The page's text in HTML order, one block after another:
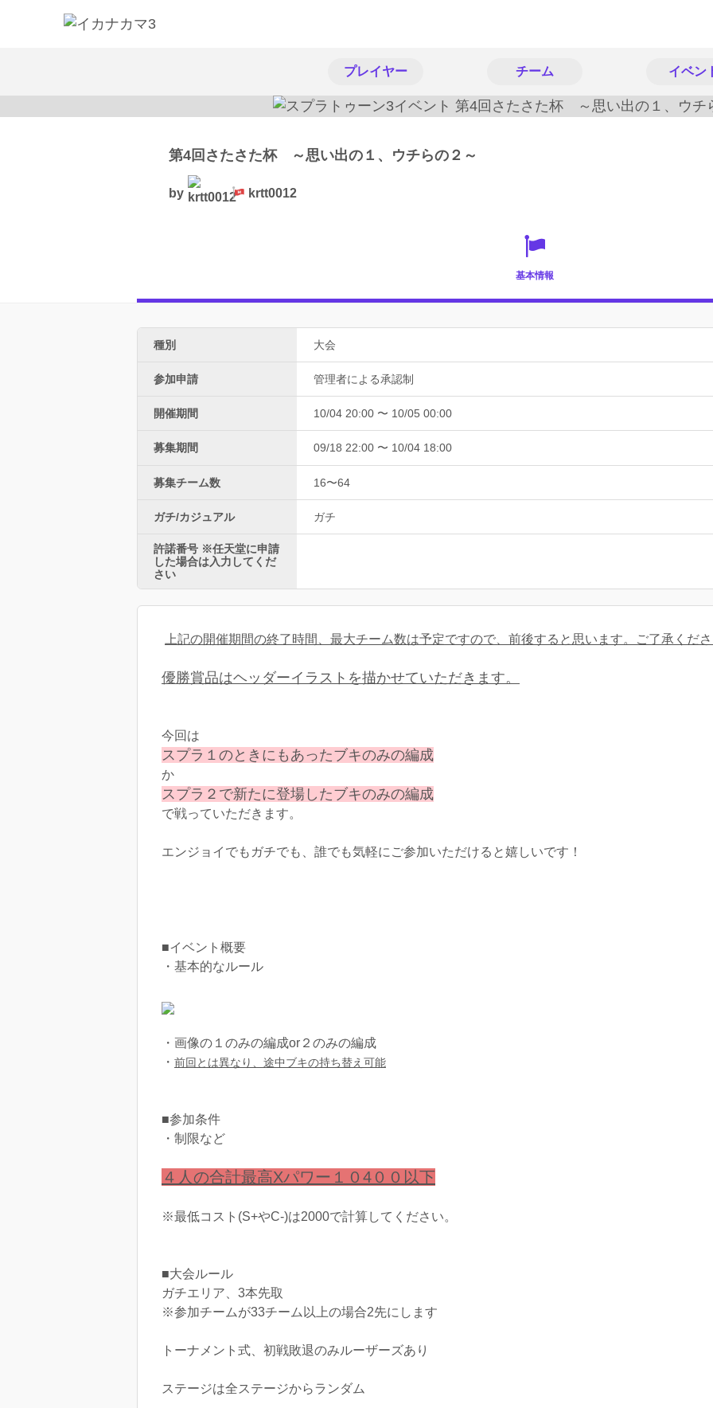
プレイヤー チーム イベン
第4回さたさた杯 ～思い出の１、ウチらの２～
by krtt0012
基本情報
種別 大会
参加申請 管理者による承認制
開催期間 10/04 20:00 〜 10/05 00:00
募集期間 09/18 22:00 〜 10/04 18:00
募集チーム数 16〜64
ガチ/カジュアル ガチ
許諾番号 ※任天堂に申請
した場合は入力してくだ
さい
上記の開催期間の終了時間、最大チーム数は予定ですので、前後すると思います。ご了承くだ
優勝賞品はヘッダーイラストを描かせていただきます。
今回は
スプラ１のときにもあったブキのみの編成
か
スプラ２で新たに登場したブキのみの編成
で戦っていただきます。
エンジョイでもガチでも、誰でも気軽にご参加いただけると嬉しいです！
■イベント概要
・基本的なルール
・画像の１のみの編成or２のみの編成
・ 前回とは異なり、途中ブキの持ち替え可能
■参加条件
・制限など
４人の合計最高Xパワー１０4００以下
※最低コスト(S+やC-)は2000で計算してください。
■大会ルール
ガチエリア、3本先取
※参加チームが33チーム以上の場合2先にします
トーナメント式、初戦敗退のみルーザーズあり
ステージは全ステージからランダム